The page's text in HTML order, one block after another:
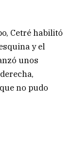
Cetré habilitó
y el
unos
no pudo